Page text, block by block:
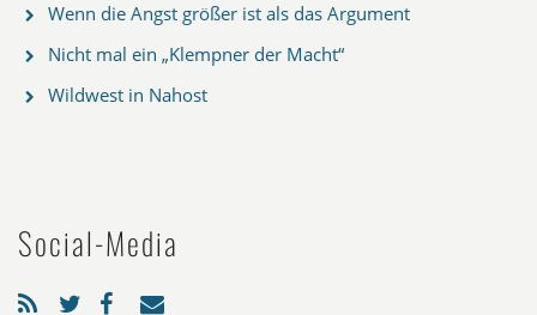
Wenn die Angst größer ist als das Argument
Nicht mal ein „Klempner der Macht“
Wildwest in Nahost
Social-Media